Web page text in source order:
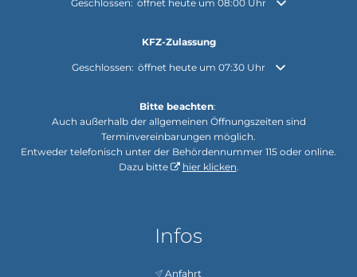
Klicken, um weitere Öffnungs- oder Schließzeiten
Geschlossen: öffnet heute um 08:00 Uhr
KFZ-Zulassung
Klicken, um weitere Öffnungs- oder Schließzeiten
Geschlossen: öffnet heute um 07:30 Uhr
Bitte beachten:
Auch außerhalb der allgemeinen Öffnungszeiten sind
Terminvereinbarungen möglich.
Entweder telefonisch unter der Behördennummer 115 oder online.
Dazu bitte
hier klicken.
Infos
Anfahrt